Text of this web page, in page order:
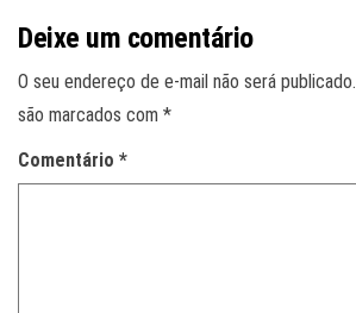
Deixe um comentário
O seu endereço de e-mail não será publicado.
são marcados com *
Comentário *